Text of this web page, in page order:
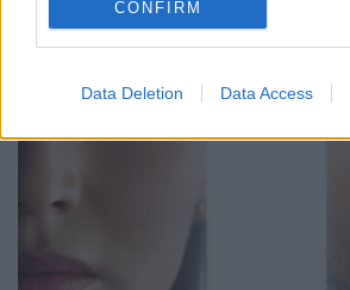
CONFIRM
Data Deletion Data Access